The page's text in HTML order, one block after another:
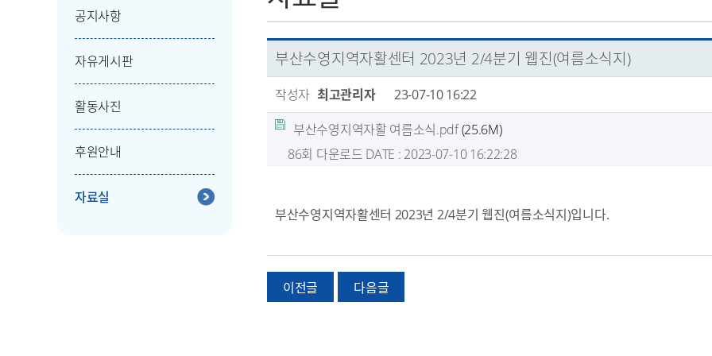
공지사항
자유게시판
활동사진
후원안내
자료실
부산수영지역자활센터 2023년 2/4분기 웹진(여름소식지)
작성자 최고관리자
23-07-10 16:22
부산수영지역자활 여름소식.pdf(25.6M)
86회 다운로드 DATE : 2023-07-10 16:22:28
부산수영지역자활센터 2023년 2/4분기 웹진(여름소식지)입니다.
이전글 다음글